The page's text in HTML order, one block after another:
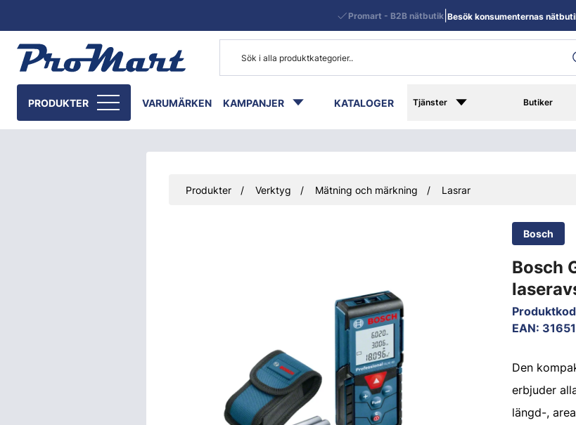
PRODUKTER VARUMÄRKEN KAMPANJER KATALOGER Tjänster Butiker
Promart - B2B nätbutik Besök konsumenternas
Produkter Verktyg Mätning och märkning Lasrar
Bosch
Bosch
Produktkod
EAN:
Den
erbjuder
längd-,